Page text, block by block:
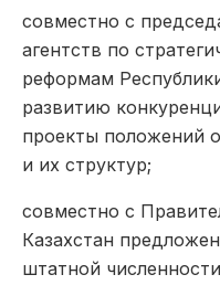
совместно с
агентств по
реформам
развитию
проекты положений
и их структур;
совместно с
Казахстан
штатной